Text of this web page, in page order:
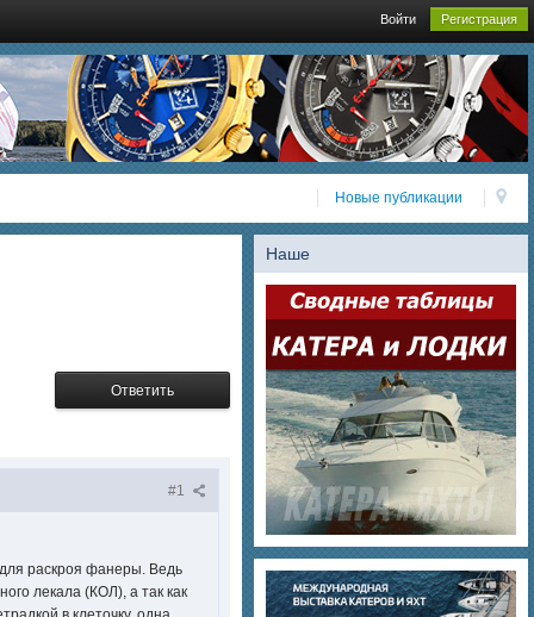
Войти Регистрация
Новые публикации
Наше
Ответить
#1
раскроя фанеры. Ведь
лекала (КОЛ), а так как